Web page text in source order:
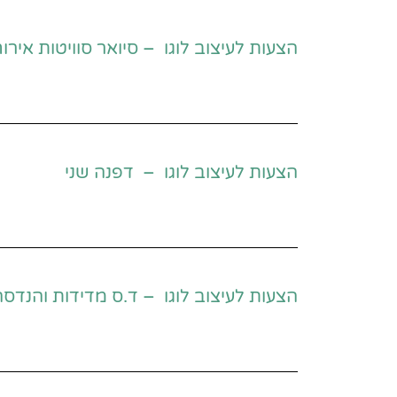
הצעות לעיצוב לוגו – סיואר סוויטות
הצעות לעיצוב לוגו – דפנה שני
הצעות לעיצוב לוגו – ד.ס מדידות